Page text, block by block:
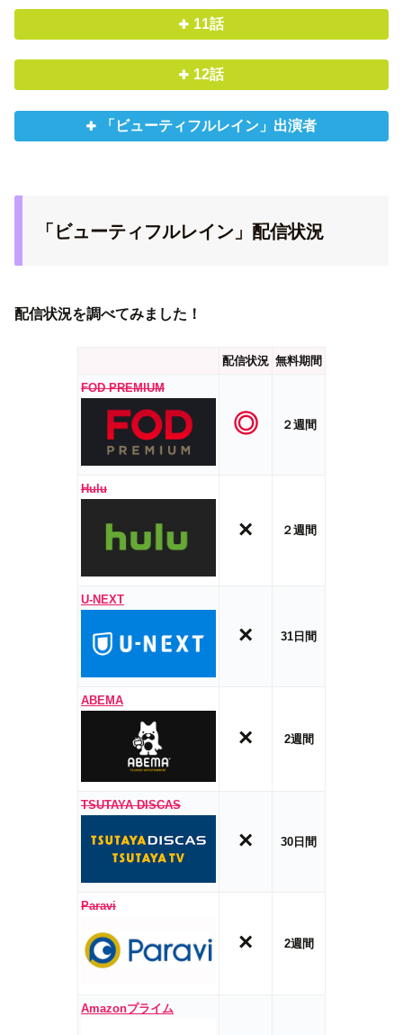
11話
12話
「ビューティフルレイン」出演者
「ビューティフルレイン」配信状況
配信状況を調べてみました！
配信状況 無料期間
FOD PREMIUM
◎ ２週間
Hulu
× ２週間
U-NEXT
× 31日間
ABEMA
× 2週間
TSUTAYA DISCAS
× 30日間
Paravi
× 2週間
Amazonプライム